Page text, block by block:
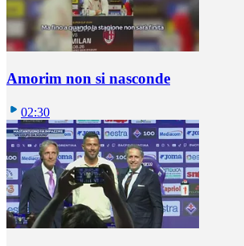
Amorim non si nasconde
02:30